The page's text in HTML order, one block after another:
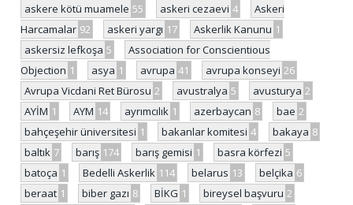
askere kötü muamele 55 askeri cezaevi 4
Askeri
Harcamalar 92 askeri yargı 17 Askerlik Kanunu 1
askersiz lefkoşa 5
Association for Conscientious
Objection 1 asya 1 avrupa 41 avrupa konseyi 26
Avrupa Vicdani Ret Bürosu 2 avustralya 5 avusturya 2
AYİM 1 AYM 14 ayrımcılık 1 azerbaycan 8 bae 2
bahçeşehir üniversitesi 1 bakanlar komitesi 4 bakaya 8
baltık 7 barış 174 barış gemisi 1 basra körfezi 5
batoça 1 Bedelli Askerlik 114 belarus 13 belçika 6
beraat 1 biber gazı 8 BİKG 1 bireysel başvuru 2